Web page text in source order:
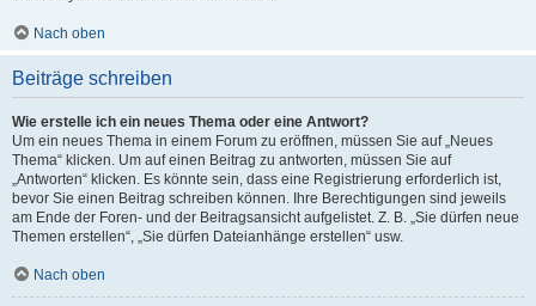
Nach oben
Beiträge schreiben
Wie erstelle ich ein neues Thema oder eine Antwort?
Um ein neues Thema in einem Forum zu eröffnen, müssen Sie auf „Neues
Thema“ klicken. Um auf einen Beitrag zu antworten, müssen Sie auf
„Antworten“ klicken. Es könnte sein, dass eine Registrierung erforderlich ist,
bevor Sie einen Beitrag schreiben können. Ihre Berechtigungen sind jeweils
am Ende der Foren- und der Beitragsansicht aufgelistet. Z. B. „Sie dürfen neue
Themen erstellen“, „Sie dürfen Dateianhänge erstellen“ usw.
Nach oben